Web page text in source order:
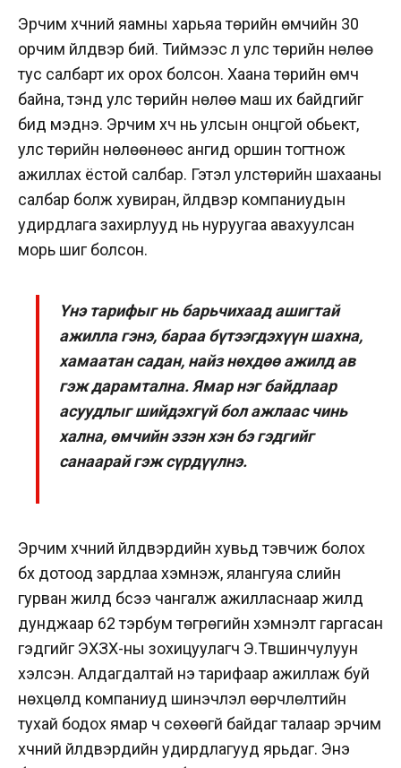
Эрчим хүчний яамны харьяа төрийн өмчийн 30
орчим үйлдвэр бий. Тиймээс л улс төрийн нөлөө
тус салбарт их орох болсон. Хаана төрийн өмч
байна, тэнд улс төрийн нөлөө маш их байдгийг
бид мэднэ. Эрчим хүч нь улсын онцгой обьект,
улс төрийн нөлөөнөөс ангид оршин тогтнож
ажиллах ёстой салбар. Гэтэл улстөрийн шахааны
салбар болж хувиран, үйлдвэр компаниудын
удирдлага захирлууд нь нуруугаа авахуулсан
морь шиг болсон.
Үнэ тарифыг нь барьчихаад ашигтай
ажилла гэнэ, бараа бүтээгдэхүүн шахна,
хамаатан садан, найз нөхдөө ажилд ав
гэж дарамтална. Ямар нэг байдлаар
асуудлыг шийдэхгүй бол ажлаас чинь
хална, өмчийн эзэн хэн бэ гэдгийг
санаарай гэж сүрдүүлнэ.
Эрчим хүчний үйлдвэрүүдийн хувьд тэвчиж болох
бүх дотоод зардлаа хэмнэж, ялангуяа сүүлийн
гурван жилд бүсээ чангалж ажилласнаар жилд
дунджаар 62 тэрбум төгрөгийн хэмнэлт гаргасан
гэдгийг ЭХЗХ-ны зохицуулагч Э.Түвшинчулуун
хэлсэн. Алдагдалтай үнэ тарифаар ажиллаж буй
нөхцөлд компаниуд шинэчлэл өөрчлөлтийн
тухай бодох ямар ч сөхөөгүй байдаг талаар эрчим
хүчний үйлдвэрүүдийн удирдлагууд ярьдаг. Энэ